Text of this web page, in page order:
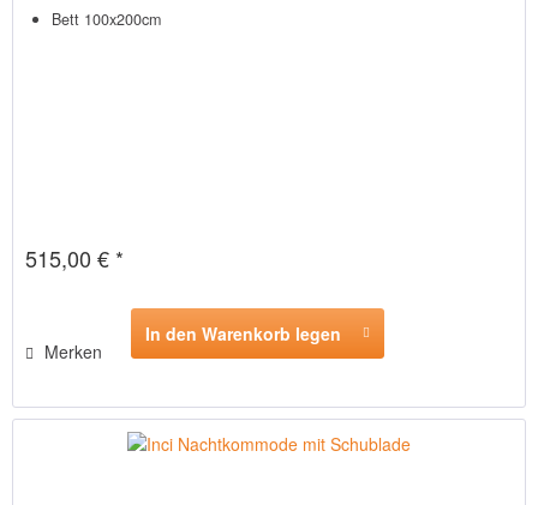
Bett 100x200cm
515,00 € *
Merken
In den Warenkorb legen